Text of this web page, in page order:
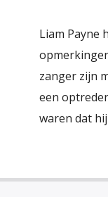
Liam Payne
zanger zijn
een
waren dat